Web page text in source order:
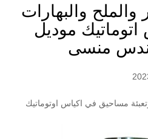
والملح والبهارات
موديل
مساحيق في اكياس اوتوماتيك